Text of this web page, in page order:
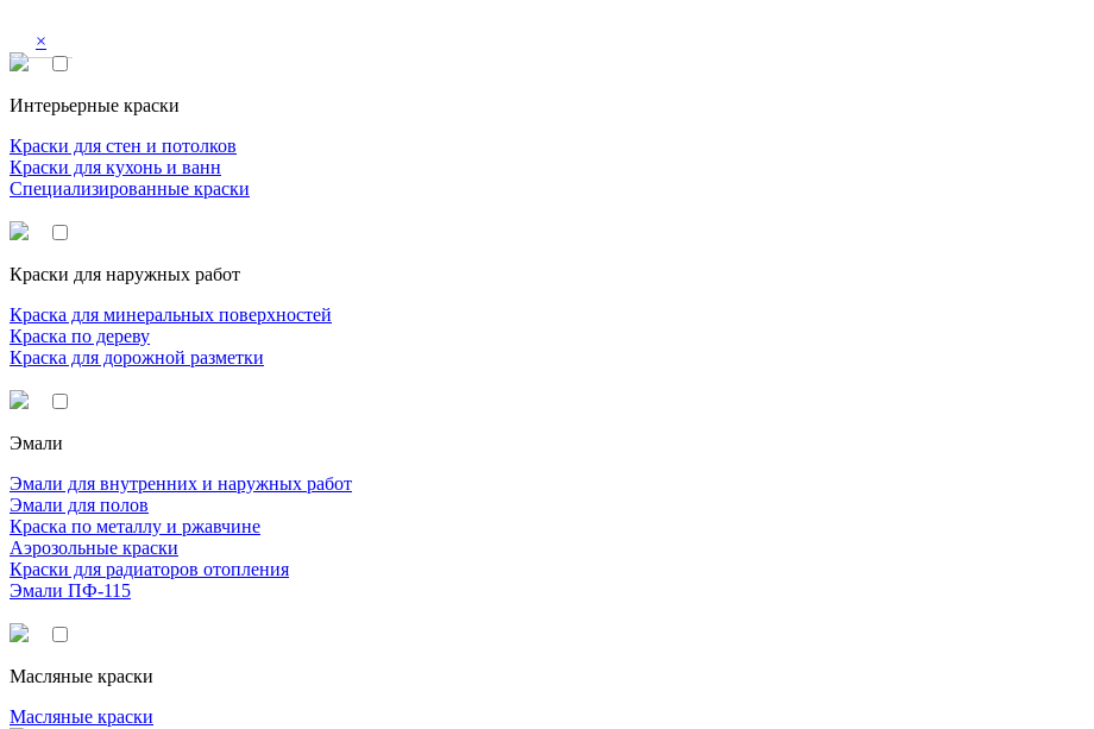
×
Интерьерные краски
Краски для стен и потолков
Краски для кухонь и ванн
Специализированные краски
Краски для наружных работ
Краска для минеральных поверхностей
Краска по дереву
Краска для дорожной разметки
Эмали
Эмали для внутренних и наружных работ
Эмали для полов
Краска по металлу и ржавчине
Аэрозольные краски
Краски для радиаторов отопления
Эмали ПФ-115
Масляные краски
Масляные краски